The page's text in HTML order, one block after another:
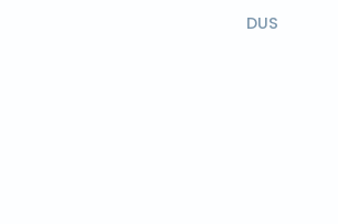
DUS